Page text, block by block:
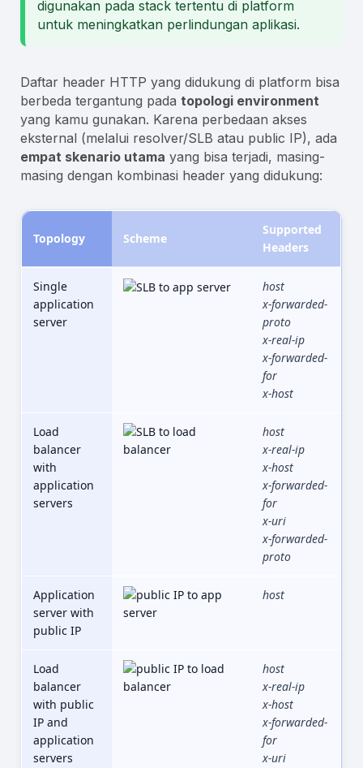
digunakan pada stack tertentu di platform
untuk meningkatkan perlindungan aplikasi.
Daftar header HTTP yang didukung di platform bisa
berbeda tergantung pada topologi environment
yang kamu gunakan. Karena perbedaan akses
eksternal (melalui resolver/SLB atau public IP), ada
empat skenario utama yang bisa terjadi, masing-
masing dengan kombinasi header yang didukung:
Topology Scheme
Supported
Headers
Single
application
server
host
x-forwarded-
proto
x-real-ip
x-forwarded-
for
x-host
Load
balancer
with
application
servers
host
x-real-ip
x-host
x-forwarded-
for
x-uri
x-forwarded-
proto
Application
server with
public IP
host
Load
balancer
with public
IP and
application
servers
host
x-real-ip
x-host
x-forwarded-
for
x-uri